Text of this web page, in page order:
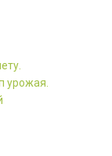
урожая.